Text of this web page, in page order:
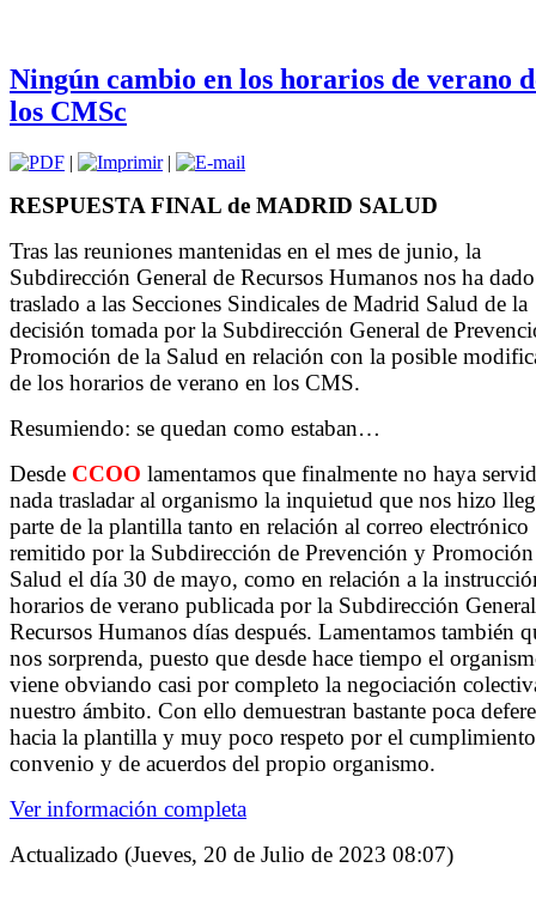
Ningún cambio en los horarios de verano
los CMSc
| |
RESPUESTA FINAL de MADRID SALUD
Tras las reuniones mantenidas en el mes de junio, la
Subdirección General de Recursos Humanos nos ha dado
traslado a las Secciones Sindicales de Madrid Salud de la
decisión tomada por la Subdirección General de
Promoción de la Salud en relación con la posible
de los horarios de verano en los CMS.
Resumiendo: se quedan como estaban…
Desde CCOO lamentamos que finalmente no haya
nada trasladar al organismo la inquietud que nos hizo
parte de la plantilla tanto en relación al correo electrónico
remitido por la Subdirección de Prevención y
Salud el día 30 de mayo, como en relación a la
horarios de verano publicada por la Subdirección
Recursos Humanos días después. Lamentamos también
nos sorprenda, puesto que desde hace tiempo el
viene obviando casi por completo la negociación
nuestro ámbito. Con ello demuestran bastante poca
hacia la plantilla y muy poco respeto por el
convenio y de acuerdos del propio organismo.
Ver información completa
Actualizado (Jueves, 20 de Julio de 2023 08:07)